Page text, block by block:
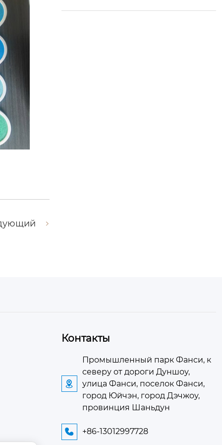
Materials с цветным
Контакты

Промышленный парк Фанси, к
северу от дороги Дуншоу,
улица Фанси, поселок Фанси,
город Юйчэн, город Дэчжоу,
провинция Шаньдун
 +86-13012997728